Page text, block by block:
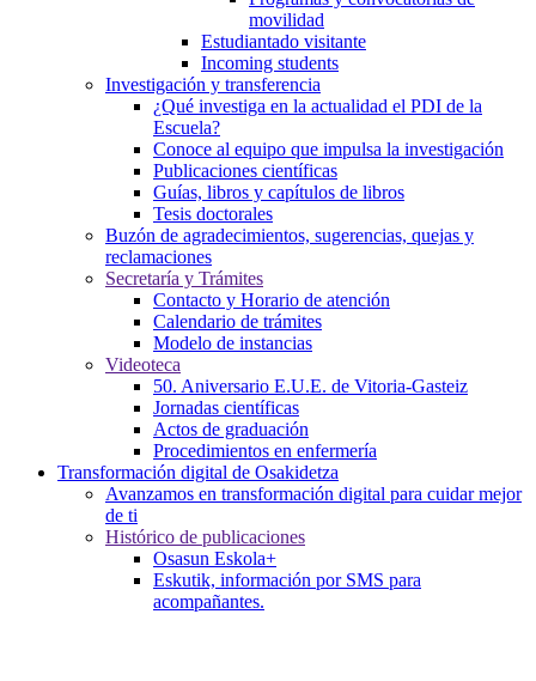
movilidad
Estudiantado visitante
Incoming students
Investigación y transferencia
¿Qué investiga en la actualidad el PDI de la
Escuela?
Conoce al equipo que impulsa la investigación
Publicaciones científicas
Guías, libros y capítulos de libros
Tesis doctorales
Buzón de agradecimientos, sugerencias, quejas y
reclamaciones
Secretaría y Trámites
Contacto y Horario de atención
Calendario de trámites
Modelo de instancias
Videoteca
50. Aniversario E.U.E. de Vitoria-Gasteiz
Jornadas científicas
Actos de graduación
Procedimientos en enfermería
Transformación digital de Osakidetza
Avanzamos en transformación digital para cuidar mejor
de ti
Histórico de publicaciones
Osasun Eskola+
Eskutik, información por SMS para
acompañantes.